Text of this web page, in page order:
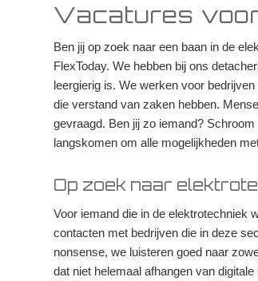
Vacatures
Ben jij op zoek naar een baan in de
FlexToday. We hebben bij ons
leergierig is. We werken voor
die verstand van zaken hebben.
gevraagd. Ben jij zo iemand?
langskomen om alle mogelijkheden
Op zoek naar
Voor iemand die in de elektrotechniek
contacten met bedrijven die in deze
nonsense, we luisteren goed naar
dat niet helemaal afhangen van